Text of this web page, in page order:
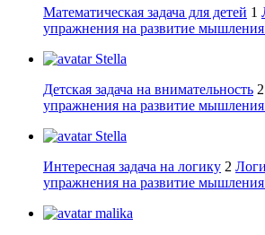
Математическая задача для детей 1
упражнения на развитие мышления
Stella
Детская задача на внимательность 2
упражнения на развитие мышления
Stella
Интересная задача на логику 2
упражнения на развитие мышления
malika